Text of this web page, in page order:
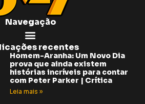
Navegação
recentes
Homem-Aranha: Um Novo Dia
prova que ainda existem
histórias incríveis para contar
com Peter Parker | Crítica
Leia mais »